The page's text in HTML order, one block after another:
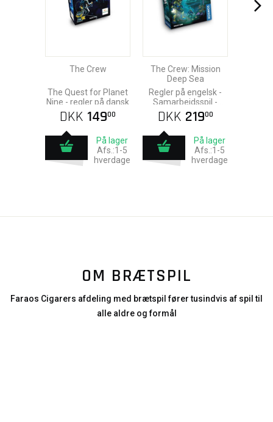
The Crew
The Quest for Planet
Nine - regler på dansk
DKK 14900
På lager
Afs.:1-5
hverdage
The Crew: Mission
Deep Sea
Regler på engelsk -
Samarbejdsspil -
Efterfølgeren til The
Crew
DKK 21900
På lager
Afs.:1-5
hverdage
OM BRÆTSPIL
Faraos Cigarers afdeling med brætspil fører tusindvis af spil til
alle aldre og formål